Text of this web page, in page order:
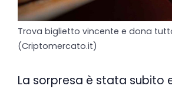
Trova biglietto vincente e dona
(Criptomercato.it)
La sorpresa è stata subito